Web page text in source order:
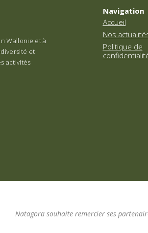
Wallonie et à
et
activités
Navigation
Accueil
Nos
Politique de
Natagora souhaite remercier ses